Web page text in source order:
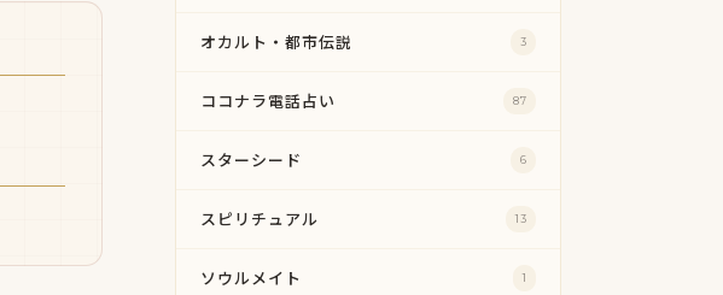
オカルト・都市伝説 3
ココナラ電話占い 87
スターシード 6
スピリチュアル 13
ソウルメイト 1